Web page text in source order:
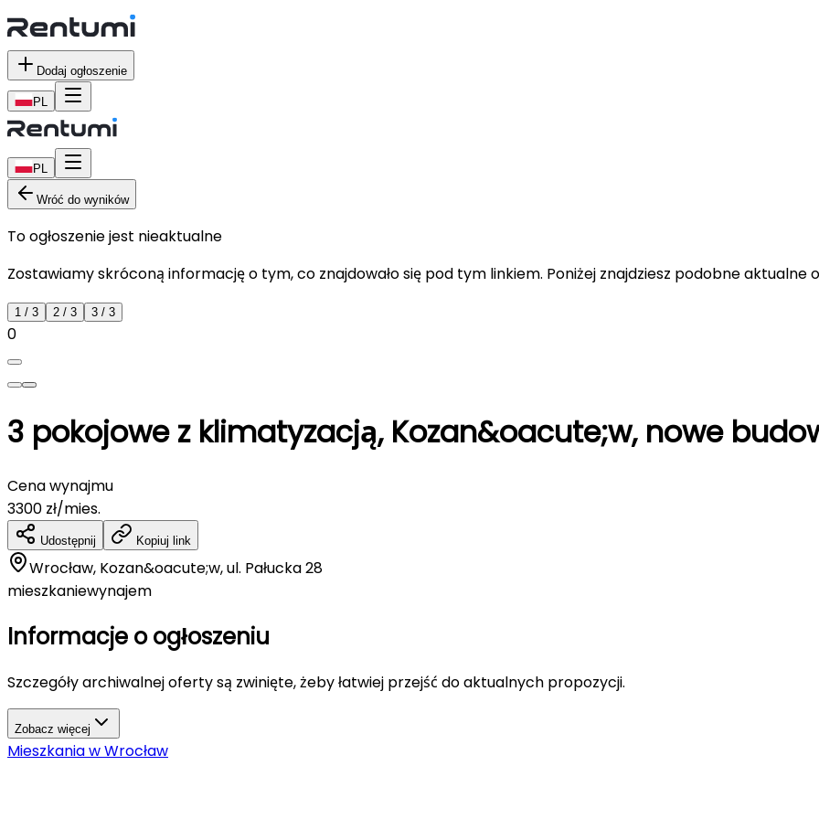
Dodaj ogłoszenie
PL
PL
Wróć do wyników
To ogłoszenie jest nieaktualne
Zostawiamy skróconą informację o tym, co znajdowało się pod tym linkiem. Poniżej znajdziesz podobne aktualne
1 / 3 2 / 3 3 / 3
0
3 pokojowe z klimatyzacją, Kozan&oacute;w, nowe
Cena wynajmu
3300 zł/mies.
Udostępnij Kopiuj link
Wrocław, Kozan&oacute;w, ul. Pałucka 28
mieszkaniewynajem
Informacje o ogłoszeniu
Szczegóły archiwalnej oferty są zwinięte, żeby łatwiej przejść do aktualnych propozycji.
Zobacz więcej
MieszkaniawWrocław